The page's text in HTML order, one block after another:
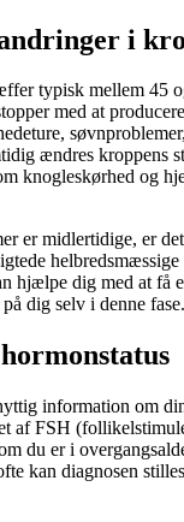
i
typisk mellem 45
med at
ændres kroppens
knogleskørhed og
er midlertidige, er
helbredsmæssige
hjælpe dig med at få
dig selv i denne fase.
information om
af FSH
du er i
kan diagnosen